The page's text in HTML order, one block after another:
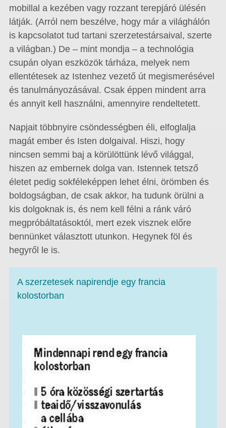
mobillal a kezében vagy rozzant terepjáró ülésén
látják. (Arról nem beszélve, hogy már a világhálón
is kapcsolatot tud tartani szerzetestársaival, szerte
a világban.) De – mint mondja – a technológia
csupán olyan eszközök tárháza, melyek nem
ellentétesek az Istenhez vezető út megismerésével
és tanulmányozásával. Csak éppen mindent arra
és annyit kell használni, amennyire rendeltetett.
Napjait többnyire csöndességben éli, elfoglalja
magát ember és Isten dolgaival. Hiszi, hogy
nincsen semmi baj a körülöttünk lévő világgal,
hiszen az embernek dolga van. Istennek tetsző
életet pedig sokféleképpen lehet élni, örömben és
boldogságban, de csak akkor, ha tudunk örülni a
kis dolgoknak is, és nem kell félni a ránk váró
megpróbáltatásoktól, mert ezek visznek előre
bennünket választott utunkon. Hegynek föl és
hegyről le is.
A szerzetesek napirendje egy francia
kolostorban